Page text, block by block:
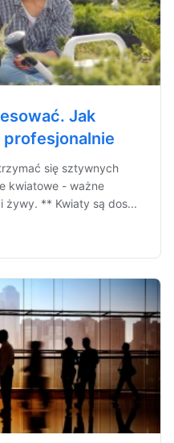
Jak
się sztywnych
kwiatowe - ważne
żywy. ** Kwiaty są dos...